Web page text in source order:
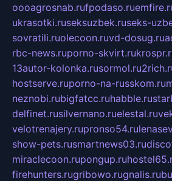
oooagrosnab.rufpodaso.ru
ukrasotki.ruseksuzbek.ruseks-
sovratili.ruolecoon.ruvd-dosug.ru
rbc-news.ruporno-skvirt.ru
13autor-kolonka.rusormol.ru
hostserve.ruporno-na-russkom.ru
neznobi.rubigfatcc.ruhabble.ru
delfinet.rusilvernano.ruelestal.ru
velotrenajery.rupronso54.ru
show-pets.rusmartnews03.ru
miraclecoon.rupongup.ru
firehunters.rugribowo.rugnalis.ru